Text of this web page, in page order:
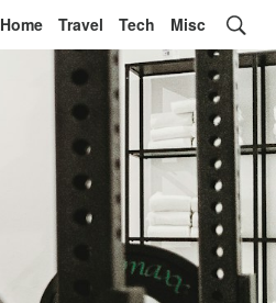
Home Travel Tech Misc